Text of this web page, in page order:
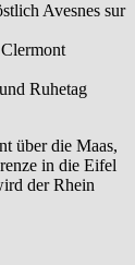
Avesnes sur
Ruhetag
über die Maas,
in die Eifel
der Rhein